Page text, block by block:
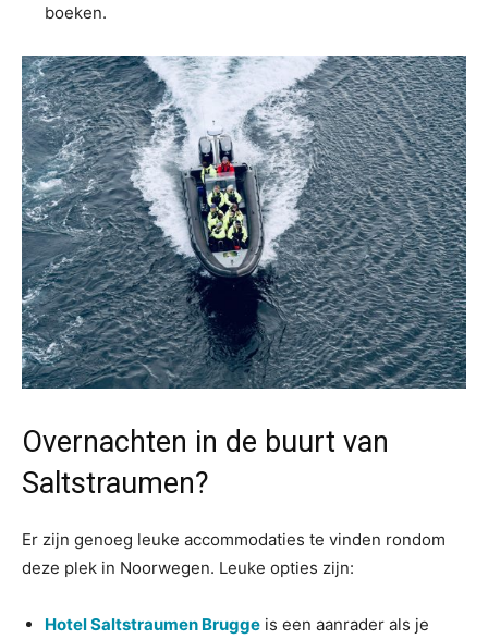
boeken.
Overnachten in de buurt van
Saltstraumen?
Er zijn genoeg leuke accommodaties te vinden rondom
deze plek in Noorwegen. Leuke opties zijn:
Hotel Saltstraumen Brugge is een aanrader als je